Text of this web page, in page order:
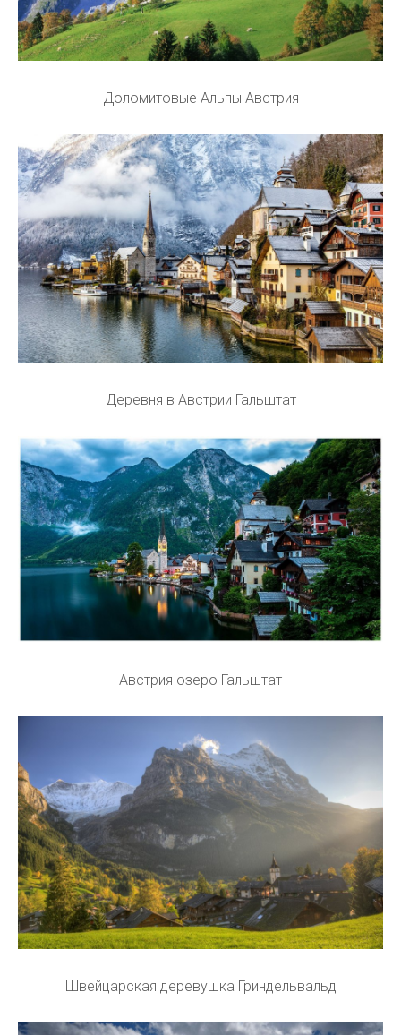
Доломитовые Альпы Австрия
Деревня в Австрии Гальштат
Австрия озеро Гальштат
Швейцарская деревушка Гриндельвальд